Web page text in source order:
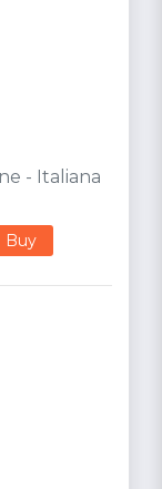
- Italiana
Buy